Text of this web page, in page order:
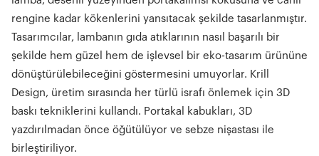
rengine kadar kökenlerini yansıtacak şekilde tasarlanmıştır.
Tasarımcılar, lambanın gıda atıklarının nasıl başarılı bir
şekilde hem güzel hem de işlevsel bir eko-tasarım ürününe
dönüştürülebileceğini göstermesini umuyorlar. Krill
Design, üretim sırasında her türlü israfı önlemek için 3D
baskı tekniklerini kullandı. Portakal kabukları, 3D
yazdırılmadan önce öğütülüyor ve sebze nişastası ile
birleştiriliyor.